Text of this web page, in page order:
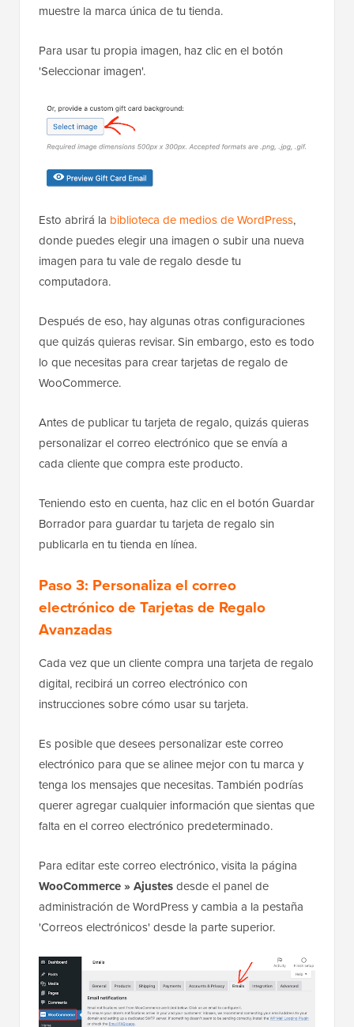
muestre la marca única de tu tienda.
Para usar tu propia imagen, haz clic en el botón
'Seleccionar imagen'.
Esto abrirá la biblioteca de medios de WordPress,
donde puedes elegir una imagen o subir una nueva
imagen para tu vale de regalo desde tu
computadora.
Después de eso, hay algunas otras configuraciones
que quizás quieras revisar. Sin embargo, esto es todo
lo que necesitas para crear tarjetas de regalo de
WooCommerce.
Antes de publicar tu tarjeta de regalo, quizás quieras
personalizar el correo electrónico que se envía a
cada cliente que compra este producto.
Teniendo esto en cuenta, haz clic en el botón Guardar
Borrador para guardar tu tarjeta de regalo sin
publicarla en tu tienda en línea.
Paso 3: Personaliza el correo
electrónico de Tarjetas de Regalo
Avanzadas
Cada vez que un cliente compra una tarjeta de regalo
digital, recibirá un correo electrónico con
instrucciones sobre cómo usar su tarjeta.
Es posible que desees personalizar este correo
electrónico para que se alinee mejor con tu marca y
tenga los mensajes que necesitas. También podrías
querer agregar cualquier información que sientas que
falta en el correo electrónico predeterminado.
Para editar este correo electrónico, visita la página
WooCommerce » Ajustesdesde el panel de
administración de WordPress y cambia a la pestaña
'Correos electrónicos' desde la parte superior.